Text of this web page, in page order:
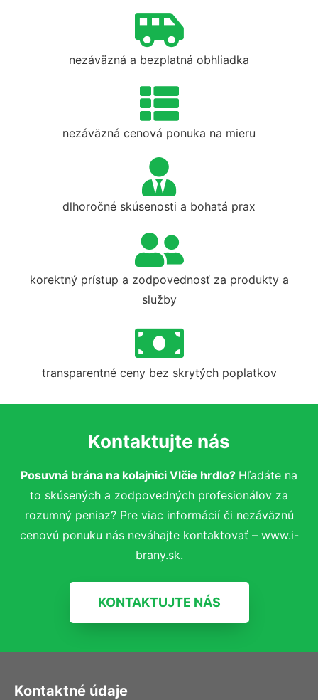
nezáväzná a bezplatná obhliadka
nezáväzná cenová ponuka na mieru
dlhoročné skúsenosti a bohatá prax
korektný prístup a zodpovednosť za produkty a
služby
transparentné ceny bez skrytých poplatkov
Kontaktujte nás
Posuvná brána na kolajnici Vlčie hrdlo? Hľadáte na
to skúsených a zodpovedných profesionálov za
rozumný peniaz? Pre viac informácií či nezáväznú
cenovú ponuku nás neváhajte kontaktovať – www.i-
brany.sk.
KONTAKTUJTE NÁS
Kontaktné údaje